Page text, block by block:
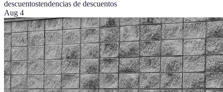
descuentostendencias de descuentos
Aug 4